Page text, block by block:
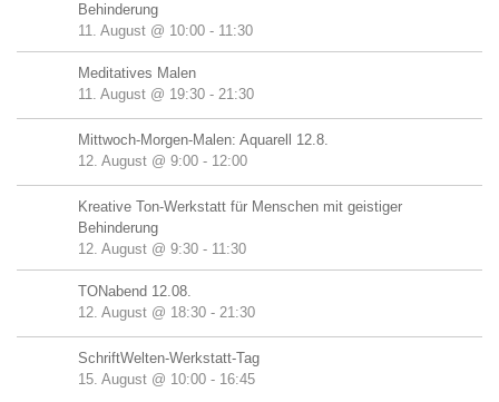
Behinderung
11. August @ 10:00 - 11:30
Meditatives Malen
11. August @ 19:30 - 21:30
Mittwoch-Morgen-Malen: Aquarell 12.8.
12. August @ 9:00 - 12:00
Kreative Ton-Werkstatt für Menschen mit geistiger
Behinderung
12. August @ 9:30 - 11:30
TONabend 12.08.
12. August @ 18:30 - 21:30
SchriftWelten-Werkstatt-Tag
15. August @ 10:00 - 16:45